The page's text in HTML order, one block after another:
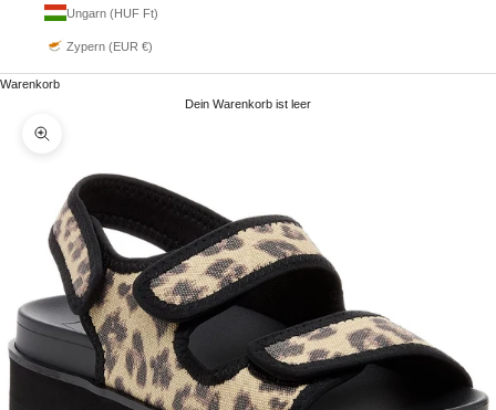
Ungarn (HUF Ft)
Zypern (EUR €)
Warenkorb
Dein Warenkorb ist leer
Bild vergrößern